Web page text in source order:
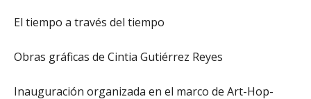
El tiempo a través del tiempo
Obras gráficas de Cintia Gutiérrez Reyes
Inauguración organizada en el marco de Art-Hop-